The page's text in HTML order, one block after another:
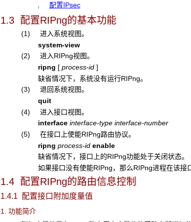
¡ 配置IPsec
1.3 配置RIPng的基本功能
(1) 进入系统视图。
system-view
(2) 进入RIPng视图。
ripng [ process-id ]
缺省情况下，系统没有运行RIPng。
(3) 退回系统视图。
quit
(4) 进入接口视图。
interface interface-type interface-number
(5) 在接口上使能RIPng路由协议。
ripng process-id enable
缺省情况下，接口上的RIPng功能处于关闭状态。
如果接口没有使能RIPng，那么RIPng进程在该接
1.4 配置RIPng的路由信息控制
1.4.1 配置接口附加度量值
1. 功能简介